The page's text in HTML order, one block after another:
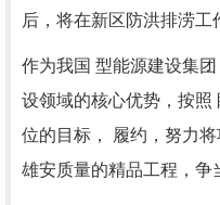
后，将在新区防洪排涝工
作为我国 型能源建设集
设领域的核心优势，按照
位的目标， 履约，努力
雄安质量的精品工程，争